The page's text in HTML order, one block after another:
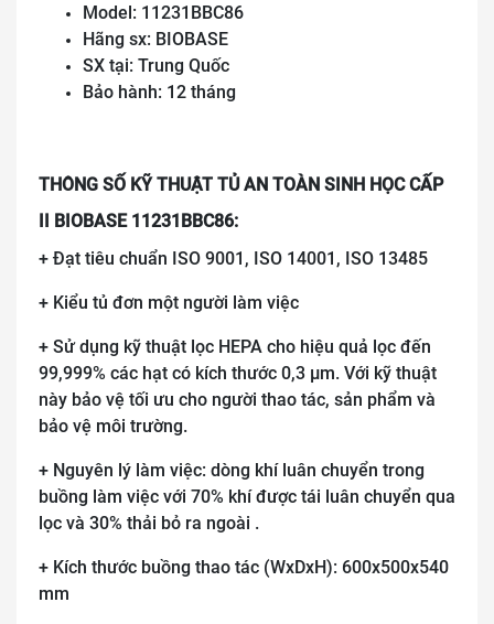
Model: 11231BBC86
Hãng sx: BIOBASE
SX tại: Trung Quốc
Bảo hành: 12 tháng
THÔNG SỐ KỸ THUẬT TỦ AN TOÀN SINH HỌC CẤP
II BIOBASE 11231BBC86:
+ Đạt tiêu chuẩn ISO 9001, ISO 14001, ISO 13485
+ Kiểu tủ đơn một người làm việc
+ Sử dụng kỹ thuật lọc HEPA cho hiệu quả lọc đến
99,999% các hạt có kích thước 0,3 µm. Với kỹ thuật
này bảo vệ tối ưu cho người thao tác, sản phẩm và
bảo vệ môi trường.
+ Nguyên lý làm việc: dòng khí luân chuyển trong
buồng làm việc với 70% khí được tái luân chuyển qua
lọc và 30% thải bỏ ra ngoài .
+ Kích thước buồng thao tác (WxDxH): 600x500x540
mm